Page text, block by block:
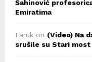
Šahinović
Emiratima
Faruk on (Video) Na
srušile su Stari most